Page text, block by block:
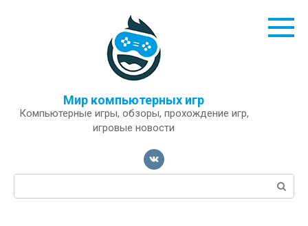
Мир компьютерных игр
Компьютерные игры, обзоры, прохождение игр,
игровые новости
Поиск: